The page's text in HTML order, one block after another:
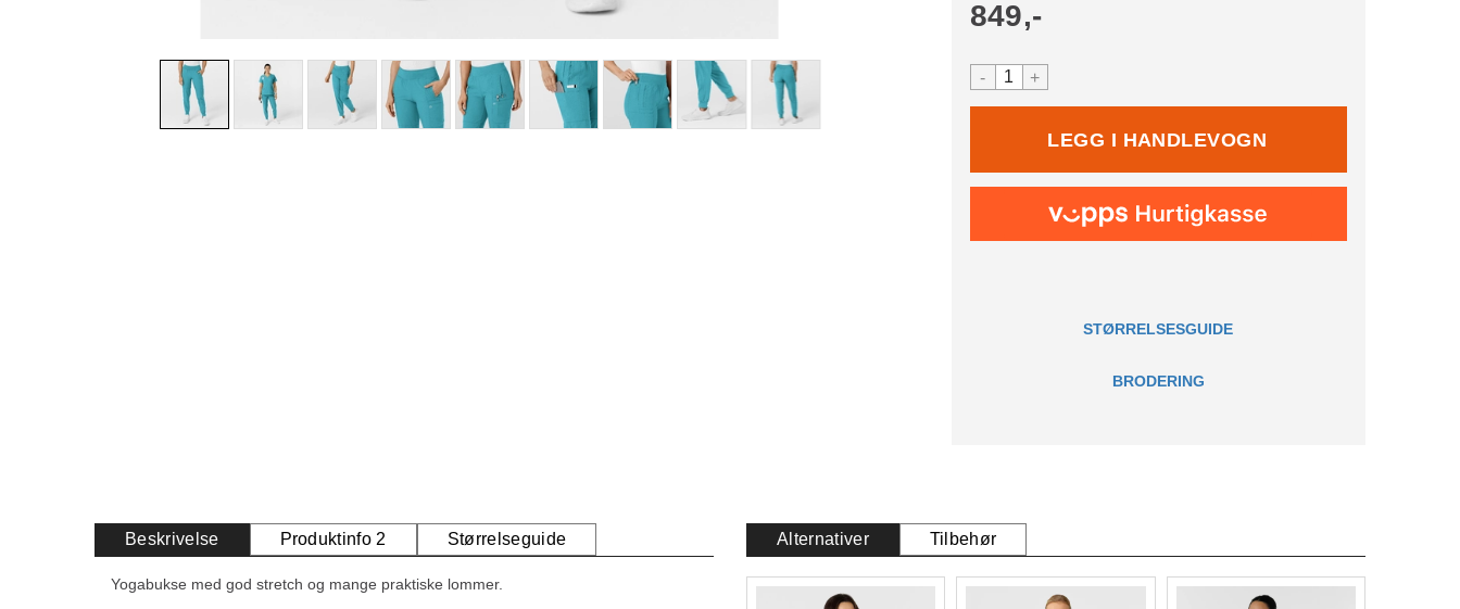
849,-
- +
STØRRELSESGUIDE
BRODERING
Beskrivelse Produktinfo 2 Størrelseguide
Yogabukse med god stretch og mange praktiske lommer.
Alternativer Tilbehør